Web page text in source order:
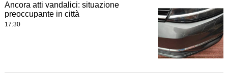
Ancora atti vandalici: situazione
preoccupante in città
17:30